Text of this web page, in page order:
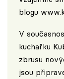
blogu
V
kuchařku
zbrusu
jsou